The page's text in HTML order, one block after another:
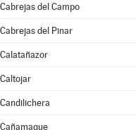
Cabrejas del Campo
Cabrejas del Pinar
Calatañazor
Caltojar
Candilichera
Cañamaque